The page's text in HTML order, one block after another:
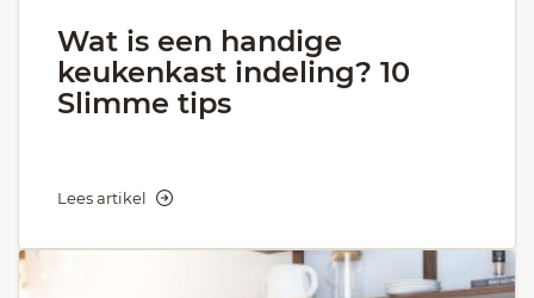
Wat is een handige
keukenkast indeling? 10
Slimme tips
Lees artikel